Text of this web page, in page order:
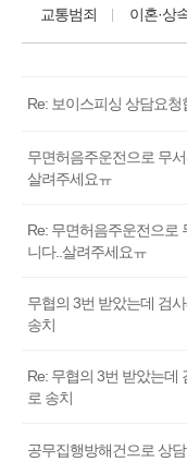
교통범죄
이혼·상
Re: 보이스피싱 상담요청
무면허음주운전으로 무
살려주세요ㅠ
Re: 무면허음주운전으로
니다..살려주세요ㅠ
무협의 3번 받았는데 검
송치
Re: 무협의 3번 받았는데
로 송치
공무집행방해건으로 상